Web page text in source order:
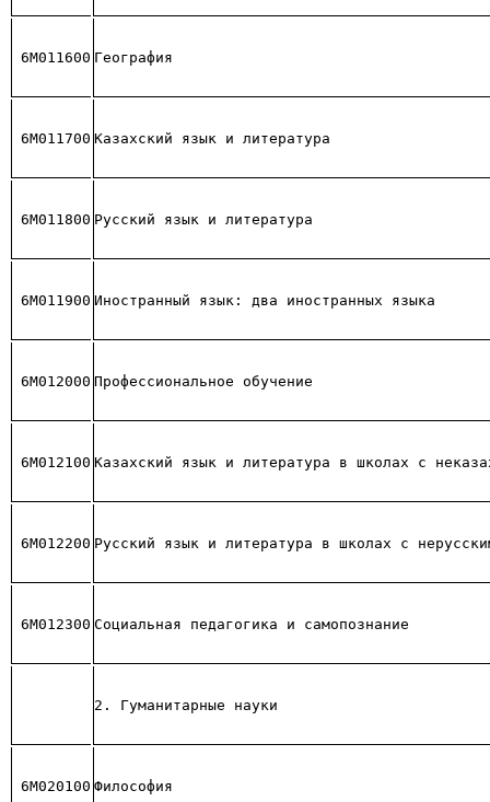
6М011600 География
6М011700 Казахский язык и литература
6М011800 Русский язык и литература
6М011900 Иностранный язык: два иностранных языка
6М012000 Профессиональное обучение
6М012100 Казахский язык и литература в школах с
6М012200 Русский язык и литература в школах с
6М012300 Социальная педагогика и самопознание
2. Гуманитарные науки
6М020100 Философия